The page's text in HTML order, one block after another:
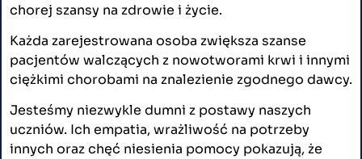
chorej szansy na zdrowie i życie.
Każda zarejestrowana osoba zwiększa szanse
pacjentów walczących z nowotworami krwi i innymi
ciężkimi chorobami na znalezienie zgodnego dawcy.
Jesteśmy niezwykle dumni z postawy naszych
uczniów. Ich empatia, wrażliwość na potrzeby
innych oraz chęć niesienia pomocy pokazują, że